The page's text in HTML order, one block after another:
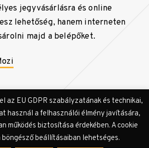
jegyvásárlásra és online
lehetőség, hanem interneten
majd a belépőket.
az EU GDPR szabályzatának és technikai,
használ a felhasználói élmény javítására,
működés biztosítása érdekében. A cookie
böngésző beállításaiban lehetséges.